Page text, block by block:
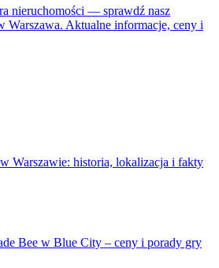
nieruchomości — sprawdź nasz
Warszawa. Aktualne informacje, ceny i
Warszawie: historia, lokalizacja i fakty
Bee w Blue City – ceny i porady gry